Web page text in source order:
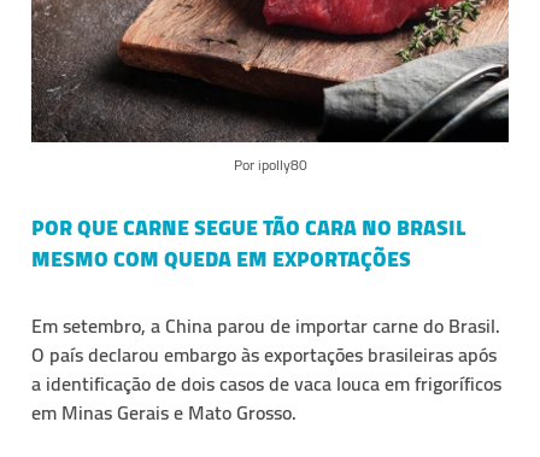
Por ipolly80
POR QUE CARNE SEGUE TÃO CARA NO BRASIL
MESMO COM QUEDA EM EXPORTAÇÕES
Em setembro, a China parou de importar carne do Brasil.
O país declarou embargo às exportações brasileiras após
a identificação de dois casos de vaca louca em frigoríficos
em Minas Gerais e Mato Grosso.